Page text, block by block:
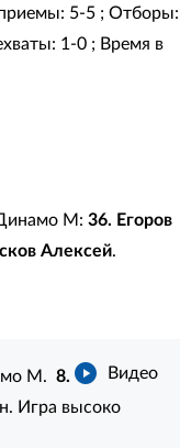
5-5 ; Отборы:
1-0 ; Время в
М: 36. Егоров
Алексей.
Видео
М.8.
Игра высоко